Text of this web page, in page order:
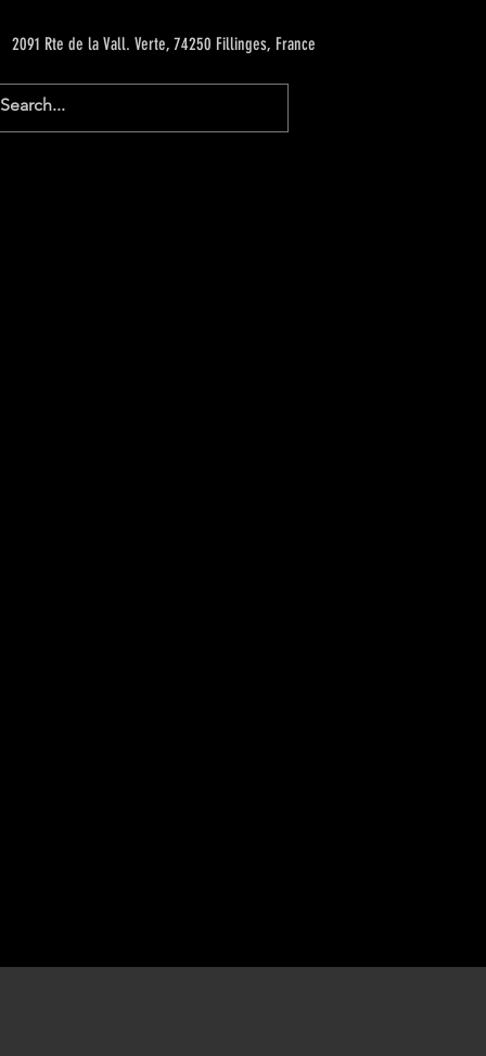
2091 Rte de la Vall. Verte, 74250 Fillinges, France